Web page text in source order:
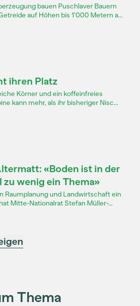
bauen Puschlaver Bauern
auf Höhen bis 1’000 Metern a...
ihren Platz
Körner und ein koffeinfreies
kann mehr, als ihr bisheriger Nisc...
«Boden ist in der
wenig ein Thema»
Raumplanung und Landwirtschaft ein
Mitte-Nationalrat Stefan Müller-...
Thema